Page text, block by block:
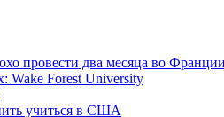
провести два месяца во Франции
Wake Forest University
учиться в США